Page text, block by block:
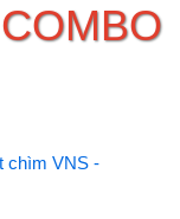
chìm VNS -